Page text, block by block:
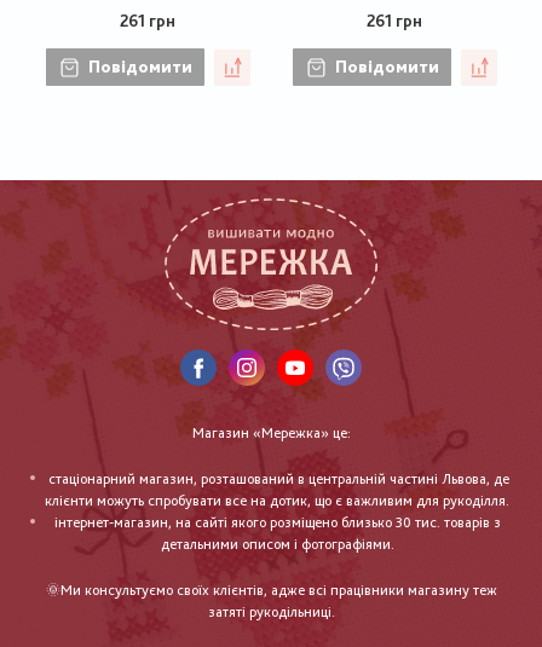
261 грн
Повідомити
261 грн
Повідомити
Магазин «Мережка» це:
стаціонарний магазин, розташований в центральній частині Львова, де
клієнти можуть спробувати все на дотик, що є важливим для рукоділля.
інтернет-магазин, на сайті якого розміщено близько 30 тис. товарів з
детальними описом і фотографіями.
🌞Ми консультуємо своїх клієнтів, адже всі працівники магазину теж
затяті рукодільниці.